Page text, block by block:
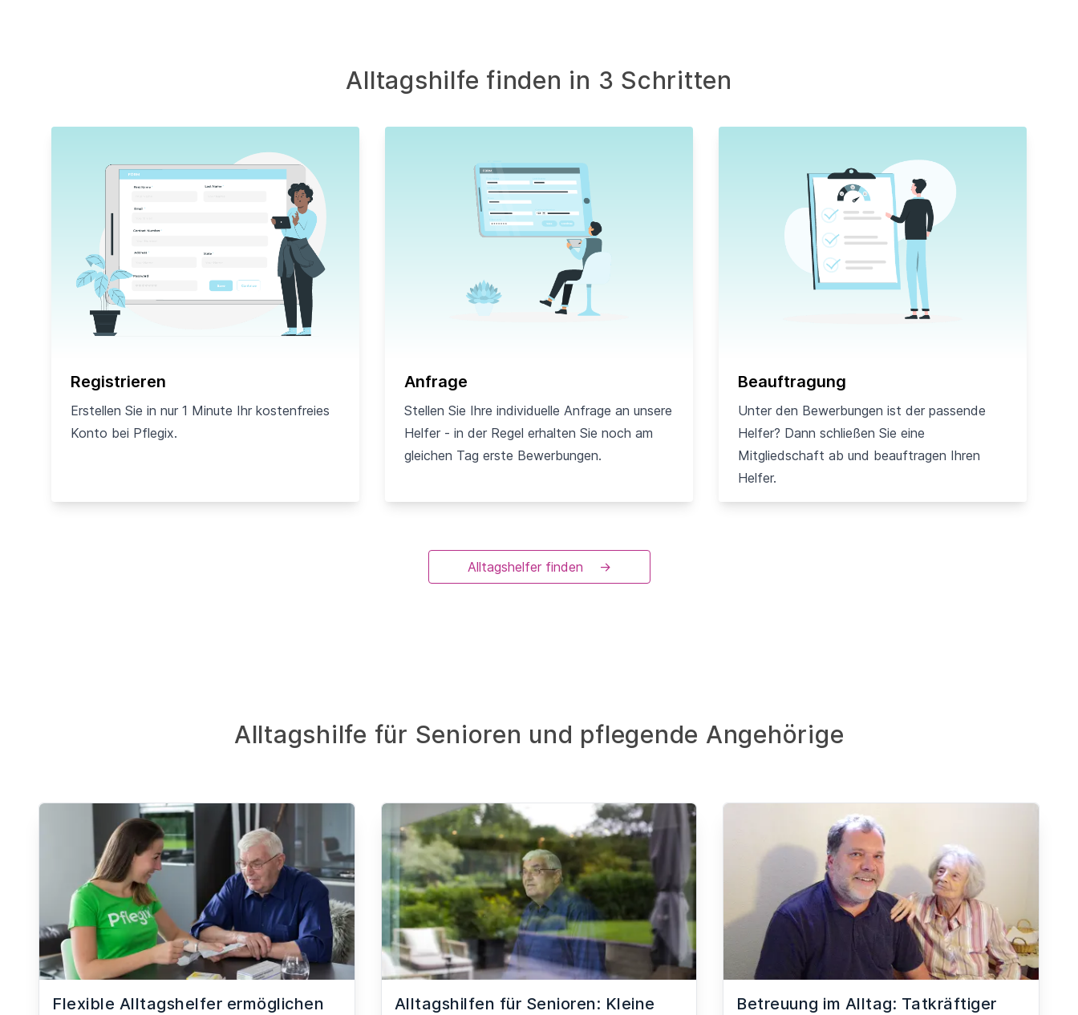
Alltagshilfe finden in 3 Schritten
Registrieren
Erstellen Sie in nur 1 Minute Ihr kostenfreies
Konto bei Pflegix.
Anfrage
Stellen Sie Ihre individuelle Anfrage an unsere
Helfer - in der Regel erhalten Sie noch am
gleichen Tag erste Bewerbungen.
Beauftragung
Unter den Bewerbungen ist der passende
Helfer? Dann schließen Sie eine
Mitgliedschaft ab und beauftragen Ihren
Helfer.
Alltagshelfer finden →
Alltagshilfe für Senioren und pflegende Angehörige
Flexible Alltagshelfer ermöglichen
Alltagshilfen für Senioren: Kleine
Betreuung im Alltag: Tatkräftiger